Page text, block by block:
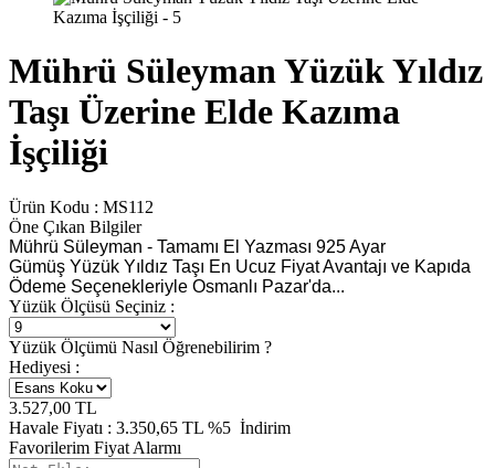
Mührü Süleyman Yüzük Yıldız
Taşı Üzerine Elde Kazıma
İşçiliği
Ürün Kodu : MS112
Öne Çıkan Bilgiler
Mührü Süleyman - Tamamı El Yazması 925 Ayar
Gümüş Yüzük Yıldız Taşı En Ucuz Fiyat Avantajı ve Kapıda
Ödeme Seçenekleriyle Osmanlı Pazar'da...
Yüzük Ölçüsü Seçiniz :
Yüzük Ölçümü Nasıl Öğrenebilirim ?
Hediyesi :
3.527,00 TL
Havale Fiyatı : 3.350,65 TL %5 İndirim
Favorilerim Fiyat Alarmı